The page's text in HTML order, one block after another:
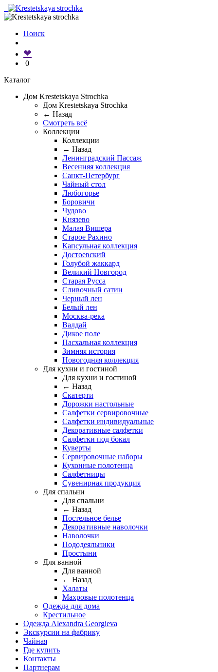
Поиск
❤
0
Каталог
Дом Krestetskaya Strochka
Дом Krestetskaya Strochka
← Назад
Смотреть всё
Коллекции
Коллекции
← Назад
Ленинградский Пассаж
Весенняя коллекция
Санкт-Петербург
Чайный стол
Любогорье
Боровичи
Чудово
Князево
Малая Вишера
Старое Рахино
Капсульная коллекция
Достоевский
Голубой жаккард
Великий Новгород
Старая Русса
Сливочный сатин
Черный лен
Белый лен
Москва-река
Валдай
Дикое поле
Пасхальная коллекция
Зимняя история
Новогодняя коллекция
Для кухни и гостиной
Для кухни и гостиной
← Назад
Скатерти
Дорожки настольные
Салфетки сервировочные
Салфетки индивидуальные
Декоративные салфетки
Салфетки под бокал
Куверты
Сервировочные наборы
Кухонные полотенца
Салфетницы
Сувенирная продукция
Для спальни
Для спальни
← Назад
Постельное белье
Декоративные наволочки
Наволочки
Пододеяльники
Простыни
Для ванной
Для ванной
← Назад
Халаты
Махровые полотенца
Одежда для дома
Крестильное
Одежда Alexandra Georgieva
Экскурсии на фабрику
Чайная
Где купить
Контакты
Партнерам